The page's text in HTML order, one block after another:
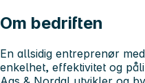
Om bedriften
En allsidig entreprenør
enkelhet, effektivitet og